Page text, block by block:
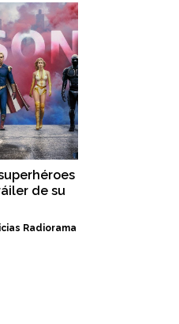
de su
Radiorama